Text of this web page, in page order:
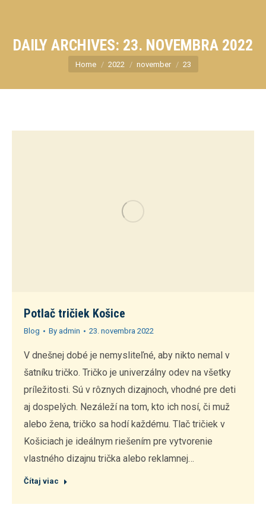
DAILY ARCHIVES: 23. NOVEMBRA 2022
You are here:
Home 2022 november 23
Potlač tričiek Košice
Blog By admin 23. novembra 2022
V dnešnej dobé je nemysliteľné, aby nikto nemal v
šatníku tričko. Tričko je univerzálny odev na všetky
príležitosti. Sú v rôznych dizajnoch, vhodné pre deti
aj dospelých. Nezáleží na tom, kto ich nosí, či muž
alebo žena, tričko sa hodí každému. Tlač tričiek v
Košiciach je ideálnym riešením pre vytvorenie
vlastného dizajnu trička alebo reklamnej…
Čítaj viac